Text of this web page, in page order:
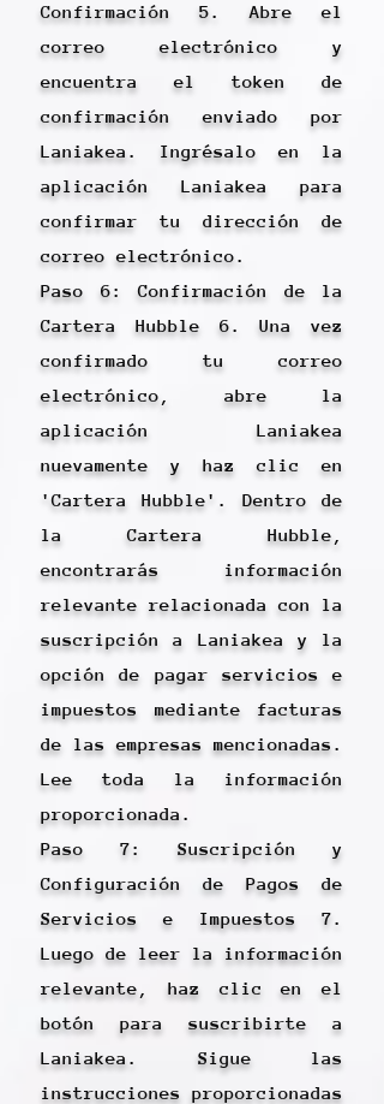
Confirmación 5. Abre el
correo electrónico y
encuentra el token de
confirmación enviado por
Laniakea. Ingrésalo en la
aplicación Laniakea para
confirmar tu dirección de
correo electrónico.
Paso 6: Confirmación de la
Cartera Hubble 6. Una vez
confirmado tu correo
electrónico, abre la
aplicación Laniakea
nuevamente y haz clic en
'Cartera Hubble'. Dentro de
la Cartera Hubble,
encontrarás información
relevante relacionada con la
suscripción a Laniakea y la
opción de pagar servicios e
impuestos mediante facturas
de las empresas mencionadas.
Lee toda la información
proporcionada.
Paso 7: Suscripción y
Configuración de Pagos de
Servicios e Impuestos 7.
Luego de leer la información
relevante, haz clic en el
botón para suscribirte a
Laniakea. Sigue las
instrucciones proporcionadas